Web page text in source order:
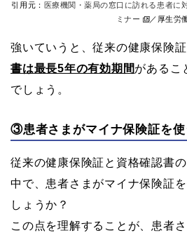
引用元： 医療機関・薬局の窓口に訪れる患者に
ミナー
／厚生労
強いていうと、従来の健康保険証
書は最長5年の有効期間があるこ
でしょう。
③患者さまがマイナ保険証を使
従来の健康保険証と資格確認書
中で、患者さまがマイナ保険証
しょうか？
この点を理解することが、患者